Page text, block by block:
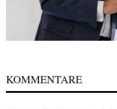
KOMMENTARE